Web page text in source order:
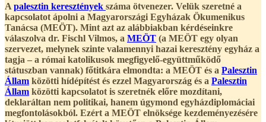
A palesztin keresztények száma ötvenezer. Velük szeretné a
kapcsolatot ápolni a Magyarországi Egyházak Ökumenikus
Tanácsa (MEÖT). Mint azt az alábbiakban kérdéseinkre
válaszolva dr. Fischl Vilmos, a MEÖT (a MEÖT egy olyan
szervezet, melynek szinte valamennyi hazai keresztény egyház a
tagja – a római katolikusok megfigyelő-együttműködő
státuszban vannak) főtitkára elmondta: a MEÖT és a Palesztin
Állam közötti hídépítést és ezzel Magyarország és a Palesztin
Állam közötti kapcsolatot is szeretnék előre mozdítani,
deklaráltan nem politikai, hanem úgymond egyházdiplomáciai
megfontolásokból. Ezért a MEÖT elnöksége kezdeményezésére